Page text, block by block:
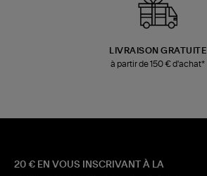
LIVRAISON GRATUITE
à partir de 150 € d'achat*
20 € EN VOUS INSCRIVANT À LA